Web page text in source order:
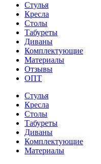
Стулья
Кресла
Столы
Табуреты
Диваны
Комплектующие
Материалы
Отзывы
ОПТ
Стулья
Кресла
Столы
Табуреты
Диваны
Комплектующие
Материалы